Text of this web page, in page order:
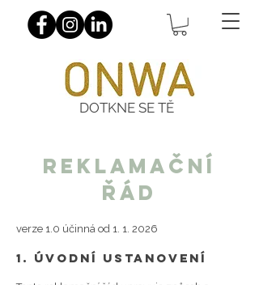
DOTKNE SE TĚ
REKLAMAČNÍ
ŘÁD
verze 1.0 účinná od 1. 1. 2026
1. Úvodní ustanovení